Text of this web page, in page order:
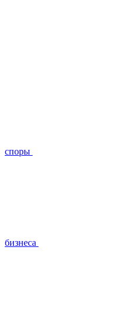
споры
бизнеса